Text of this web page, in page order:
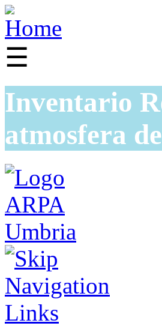
☰
Inventario
atmosfera